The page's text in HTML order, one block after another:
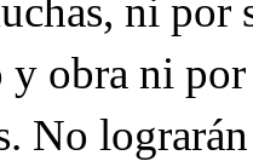
ni por
y obra ni
No